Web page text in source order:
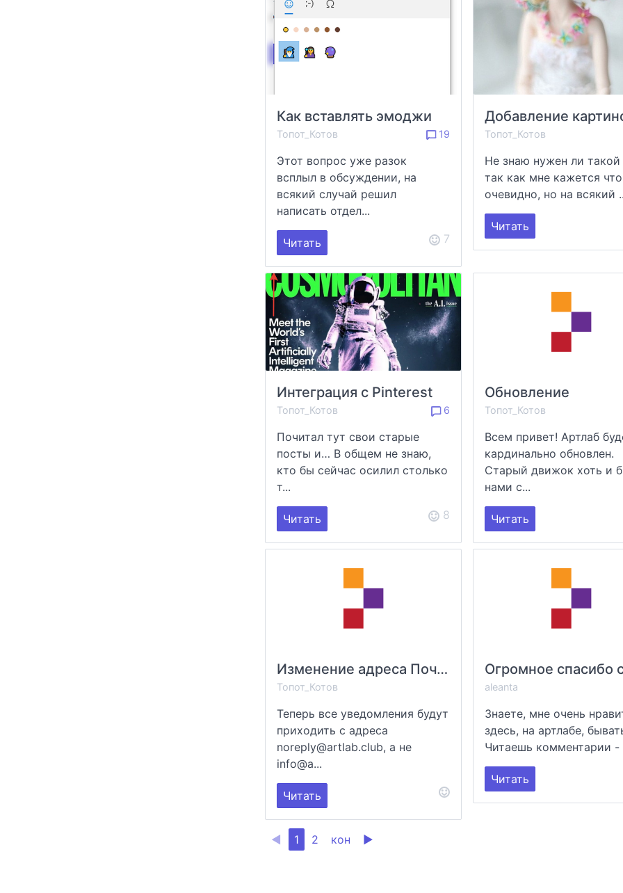
Как вставлять эмоджи
Топот_Котов 19
Этот вопрос уже разок
всплыл в обсуждении, на
всякий случай решил
написать отдел...
Читать 7
Топот_Котов
Не знаю нужен ли такой
так как мне кажется
очевидно, но на всякий
Читать
Интеграция с Pinterest
Топот_Котов 6
Почитал тут свои старые
посты и… В общем не знаю,
кто бы сейчас осилил столько
т...
Читать 8
Обновление
Топот_Котов
Всем привет! Артлаб
кардинально обновлен.
Старый движок хоть и
нами с...
Читать
Изменение адреса Почтового Робота
Топот_Котов
Теперь все уведомления будут
приходить с адреса
noreply@artlab.club, а не
info@a...
Читать
aleanta
Знаете, мне очень
здесь, на артлабе,
Читаешь комментарии -
Читать
◀ 1 2 кон ▶